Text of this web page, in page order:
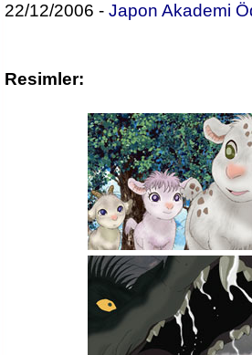
22/12/2006 - Japon Akademi
Resimler: